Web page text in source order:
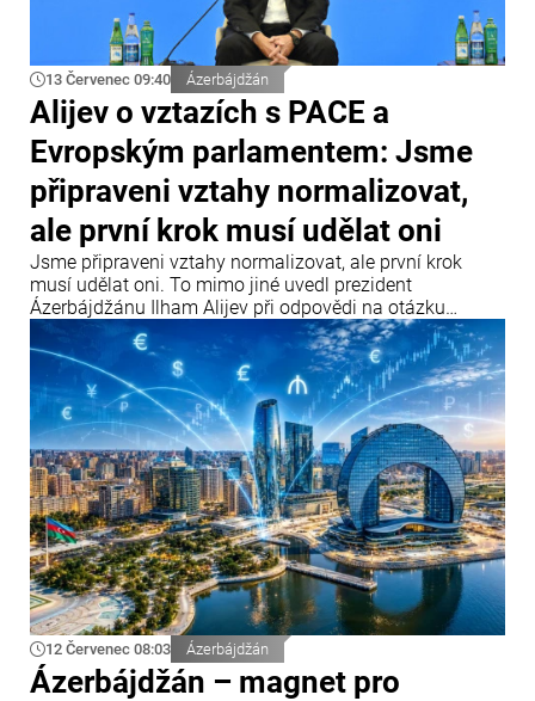
13 Červenec 09:40 Ázerbájdžán
Alijev o vztazích s PACE a
Evropským parlamentem: Jsme
připraveni vztahy normalizovat,
ale první krok musí udělat oni
Jsme připraveni vztahy normalizovat, ale první krok
musí udělat oni. To mimo jiné uvedl prezident
Ázerbájdžánu Ilham Alijev při odpovědi na otázku
týkající se vztahů Ázerbájdžánu s Parlamentním
shromážděním Rady Evropy (PACE) a Evropským
parlamentem během setkání s účastníky IV. Šušského
globálního mediálního fóra.
12 Červenec 08:03 Ázerbájdžán
Ázerbájdžán – magnet pro